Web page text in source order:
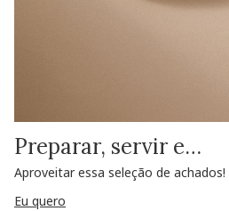
Preparar, servir e…
Aproveitar essa seleção de achados!
Eu quero